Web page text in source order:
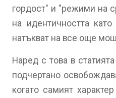
гордост" и "режими на
на идентичността
натъкват на все още
Наред с това в
подчертано
когато самият